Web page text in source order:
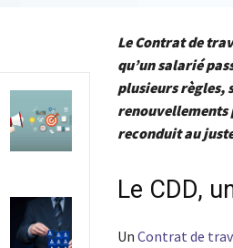
Le Contrat de
qu’un salarié
plusieurs règles,
renouvellements
reconduit au
Le CDD,
Un Contrat de